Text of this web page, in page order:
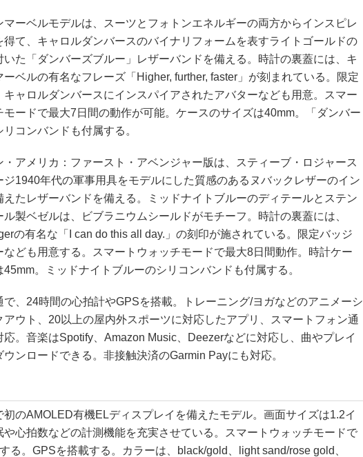
マーベルモデルは、スーツとフォトンエネルギーの両方からインスピレ
得て、キャロルダンバースのバイナリフォームを表すライトゴールドの
いた「ダンバーズブルー」レザーバンドを備える。時計の裏蓋には、キ
ーベルの有名なフレーズ「Higher, further, faster」が刻まれている。限定
キャロルダンバースにインスパイアされたアバターなども用意。スマー
モードで最大7日間の動作が可能。ケースのサイズは40mm。「ダンバー
コンバンドも付属する。
・アメリカ：ファースト・アベンジャー版は、スティーブ・ロジャース
ジ1940年代の軍事用具をモデルにした質感のあるヌバックレザーのイン
えたレザーバンドを備える。ミッドナイトブルーのディテールとステン
ル製ベゼルは、ビブラニウムシールドがモチーフ。時計の裏蓋には、
の有名な「I can do this all day.」の刻印が施されている。限定バッジ
なども用意する。スマートウォッチモードで最大8日間動作。時計ケー
45mm。ミッドナイトブルーのシリコンバンドも付属する。
で、24時間の心拍計やGPSを搭載。トレーニング/ヨガなどのアニメーシ
アウト、20以上の屋内外スポーツに対応したアプリ、スマートフォン通
応。音楽はSpotify、Amazon Music、Deezerなどに対応し、曲やプレイ
ウンロードできる。非接触決済のGarmin Payにも対応。
初のAMOLED有機ELディスプレイを備えたモデル。画面サイズは1.2イ
や心拍数などの計測機能を充実させている。スマートウォッチモードで
る。GPSを搭載する。カラーは、black/gold、light sand/rose gold、